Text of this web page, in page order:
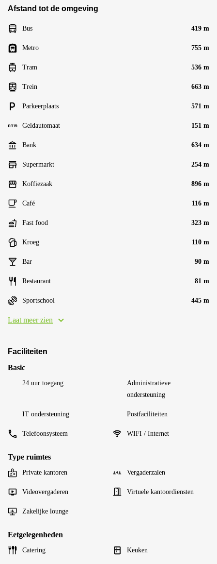
Afstand tot de omgeving
Bus 419 m
Metro 755 m
Tram 536 m
Trein 663 m
Parkeerplaats 571 m
Geldautomaat 151 m
Bank 634 m
Supermarkt 254 m
Koffiezaak 896 m
Café 116 m
Fast food 323 m
Kroeg 110 m
Bar 90 m
Restaurant 81 m
Sportschool 445 m
Laat meer zien
Faciliteiten
Basic
24 uur toegang
Administratieve
ondersteuning
IT ondersteuning Postfaciliteiten
Telefoonsysteem WIFI / Internet
Type ruimtes
Private kantoren Vergaderzalen
Videovergaderen Virtuele kantoordiensten
Zakelijke lounge
Eetgelegenheden
Catering Keuken